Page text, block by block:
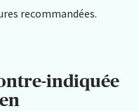
recommandées.
indiquée